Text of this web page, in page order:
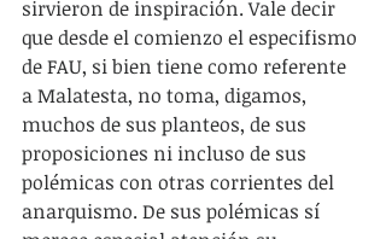
sirvieron de inspiración. Vale decir
que desde el comienzo el especifismo
de FAU, si bien tiene como referente
a Malatesta, no toma, digamos,
muchos de sus planteos, de sus
proposiciones ni incluso de sus
polémicas con otras corrientes del
anarquismo. De sus polémicas sí